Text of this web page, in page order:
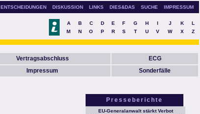
ENTSCHEIDUNGEN DISKUSSION LINKS DIES&DAS SUCHE IMPRESSUM
A B C D E F G H I J K
L
M
N O P R S T U V W X Z
Vertragsabschluss
ECG
Impressum Sonderfälle
Presseberichte
EU-Generalanwalt stärkt Verbot